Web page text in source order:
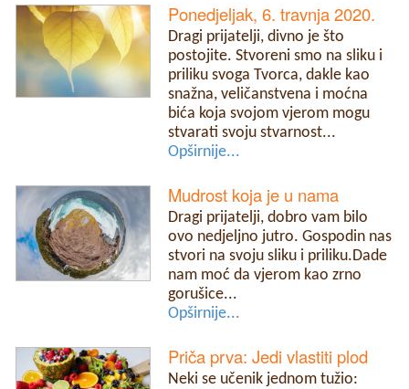
Ponedjeljak, 6. travnja 2020.
Dragi prijatelji, divno je što
postojite. Stvoreni smo na sliku i
priliku svoga Tvorca, dakle kao
snažna, veličanstvena i moćna
bića koja svojom vjerom mogu
stvarati svoju stvarnost...
Opširnije...
Mudrost koja je u nama
Dragi prijatelji, dobro vam bilo
ovo nedjeljno jutro. Gospodin nas
stvori na svoju sliku i priliku.Dade
nam moć da vjerom kao zrno
gorušice...
Opširnije...
Priča prva: Jedi vlastiti plod
Neki se učenik jednom tužio: